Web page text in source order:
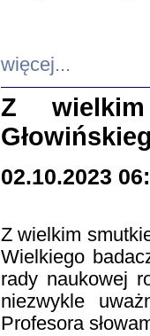
więcej...
Z
02.10.2023
Z wielkim
Wielkiego
rady naukowej
niezwykle
Profesora